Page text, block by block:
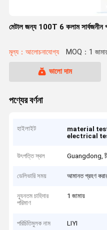
মেটাল জন্য 100T 6 কলাম সার্বজনীন
মূল্য：আলোচনাযোগ্য MOQ：1
ভালো দাম
পণ্যের বর্ণনা
হাইলাইট material
electrical
উৎপত্তি স্থল Guangdong,
ডেলিভারি সময় আমানত গ্রহণ
ন্যূনতম চাহিদার
পরিমাণ
1 জামায়
পরিচিতিমুলক নাম LIYI